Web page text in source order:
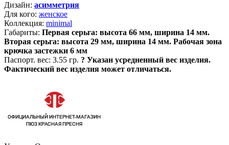
Дизайн: асимметрия
Для кого: женское
Коллекция: minimal
Габариты: Первая серьга: высота 66 мм, ширина 14 мм.
Вторая серьга: высота 29 мм, ширина 14 мм. Рабочая зона
крючка застежки 6 мм
Паспорт. вес: 3.55 гр. ? Указан усредненный вес изделия.
Фактический вес изделия может отличаться.